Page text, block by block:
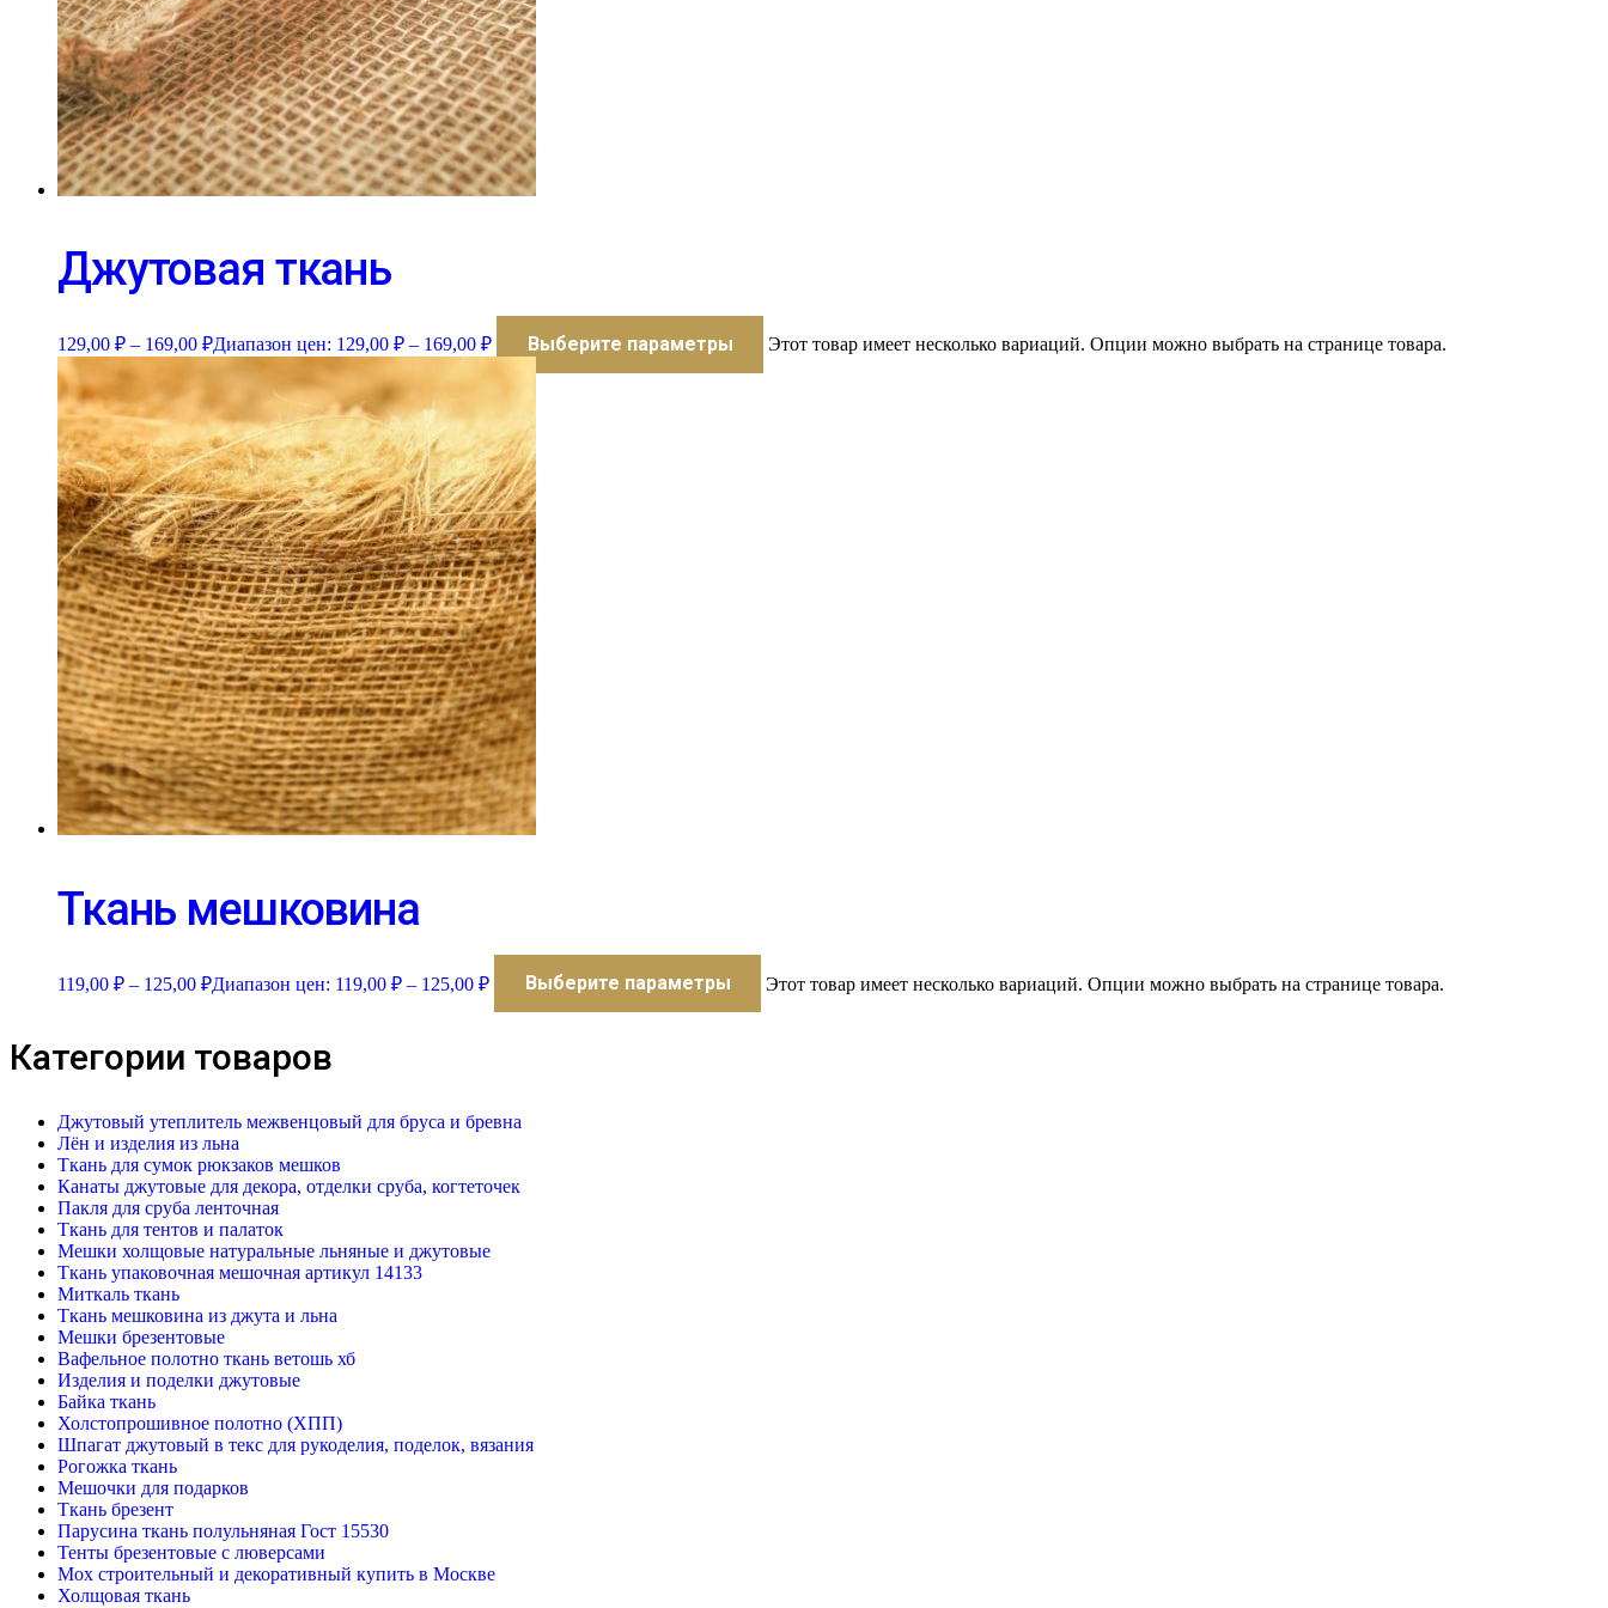
Джутовая ткань
129,00 ₽ – 169,00 ₽Диапазон цен: 129,00 ₽ – 169,00 ₽ Выберите параметры Этот товар имеет несколько вариаций. Опции можно выбрать на странице товара.
Ткань мешковина
119,00 ₽ – 125,00 ₽Диапазон цен: 119,00 ₽ – 125,00 ₽ Выберите параметры Этот товар имеет несколько вариаций. Опции можно выбрать на странице товара.
Категории товаров
Джутовый утеплитель межвенцовый для бруса и бревна
Лён и изделия из льна
Ткань для сумок рюкзаков мешков
Канаты джутовые для декора, отделки сруба, когтеточек
Пакля для сруба ленточная
Ткань для тентов и палаток
Мешки холщовые натуральные льняные и джутовые
Ткань упаковочная мешочная артикул 14133
Миткаль ткань
Ткань мешковина из джута и льна
Мешки брезентовые
Вафельное полотно ткань ветошь хб
Изделия и поделки джутовые
Байка ткань
Холстопрошивное полотно (ХПП)
Шпагат джутовый в текс для рукоделия, поделок, вязания
Рогожка ткань
Мешочки для подарков
Ткань брезент
Парусина ткань полульняная Гост 15530
Тенты брезентовые с люверсами
Мох строительный и декоративный купить в Москве
Холщовая ткань